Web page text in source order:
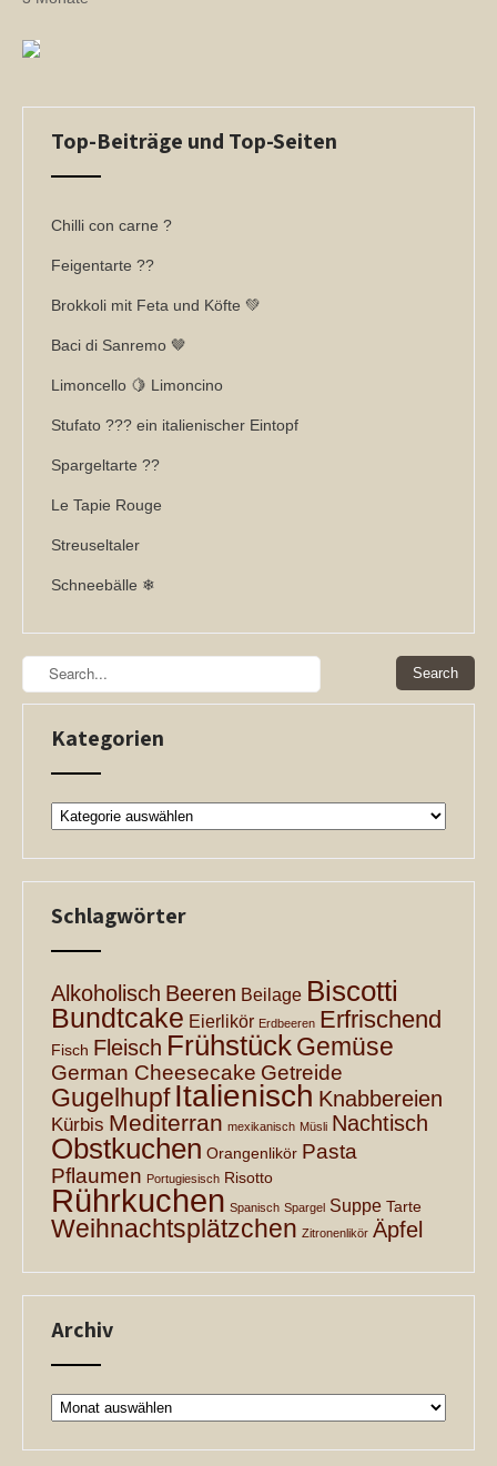
Top-Beiträge und Top-Seiten
Chilli con carne ?
Feigentarte ??
Brokkoli mit Feta und Köfte 💚
Baci di Sanremo 🤎
Limoncello 🍋 Limoncino
Stufato ??? ein italienischer Eintopf
Spargeltarte ??
Le Tapie Rouge
Streuseltaler
Schneebälle ❄
Kategorien
Kategorien
Schlagwörter
Alkoholisch Beeren Beilage Biscotti
Bundtcake Eierlikör Erdbeeren Erfrischend
Fisch Fleisch Frühstück Gemüse
German Cheesecake Getreide
Gugelhupf Italienisch Knabbereien
Kürbis Mediterran mexikanisch Müsli Nachtisch
Obstkuchen Orangenlikör Pasta
Pflaumen Portugiesisch Risotto
Rührkuchen Spanisch Spargel Suppe Tarte
Weihnachtsplätzchen Zitronenlikör Äpfel
Archiv
Archiv